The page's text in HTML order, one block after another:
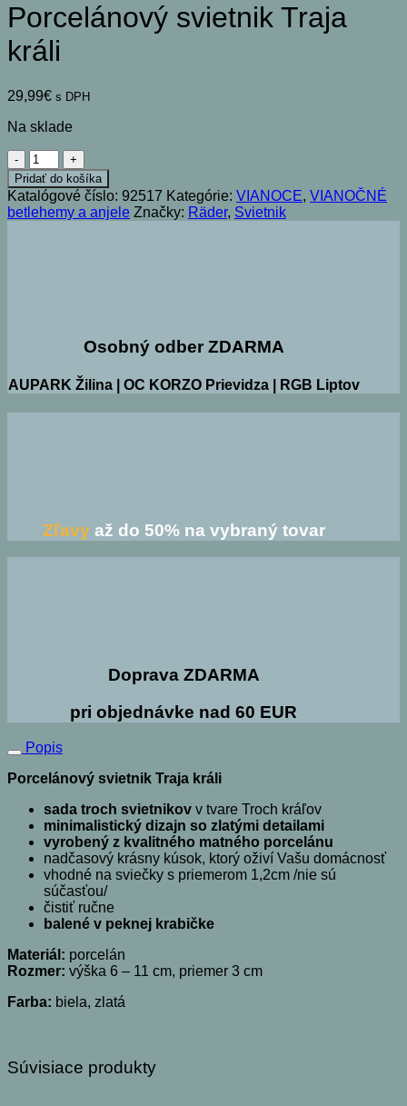
Porcelánový svietnik Traja
králi
29,99€ s DPH
Na sklade
množstvo
Porcelánový
svietnik
Traja
králi
Pridať do košíka
Katalógové číslo: 92517 Kategórie: VIANOCE, VIANOČNÉ
betlehemy a anjele Značky: Räder, Svietnik
Osobný odber ZDARMA
AUPARK Žilina | OC KORZO Prievidza | RGB Liptov
Zľavyaž do 50% na vybraný tovar
Doprava ZDARMA
pri objednávke nad 60 EUR
Popis
Porcelánový svietnik Traja králi
sada troch svietnikov v tvare Troch kráľov
minimalistický dizajn so zlatými detailami
vyrobený z kvalitného matného porcelánu
nadčasový krásny kúsok, ktorý oživí Vašu domácnosť
vhodné na sviečky s priemerom 1,2cm /nie sú
súčasťou/
čistiť ručne
balené v peknej krabičke
Materiál: porcelán
Rozmer: výška 6 – 11 cm, priemer 3 cm
Farba: biela, zlatá
Súvisiace produkty